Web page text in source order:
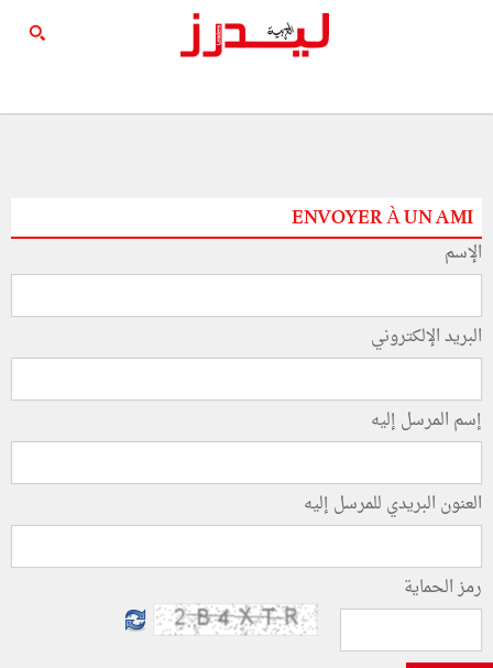
ENVOYER À UN AMI
الإسم
البريد الإلكتروني
إسم المرسل إليه
العنون البريدي للمرسل إليه
رمز الحماية